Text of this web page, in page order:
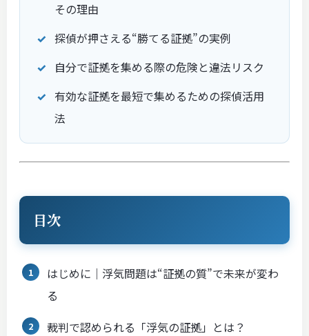
その理由
探偵が押さえる“勝てる証拠”の実例
自分で証拠を集める際の危険と違法リスク
有効な証拠を最短で集めるための探偵活用
法
目次
はじめに｜浮気問題は“証拠の質”で未来が変わ
る
裁判で認められる「浮気の証拠」とは？